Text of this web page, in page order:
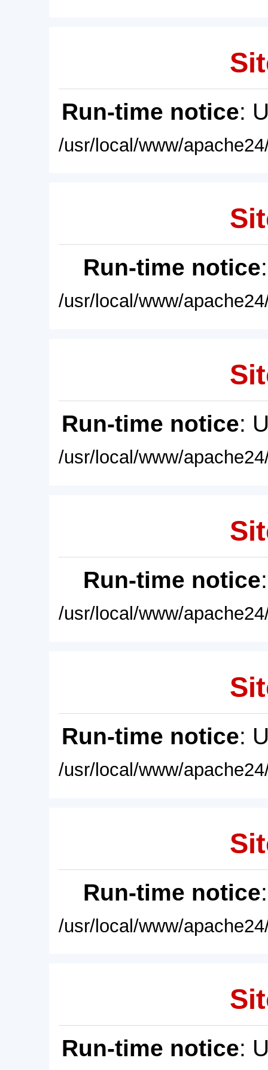
Run-time notice:
/usr/local/www/
Run-time notice
/usr/local/www/
Run-time notice:
/usr/local/www/
Run-time notice
/usr/local/www/
Run-time notice:
/usr/local/www/
Run-time notice
/usr/local/www/
Run-time notice: